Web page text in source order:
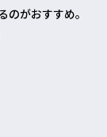
がおすすめ。